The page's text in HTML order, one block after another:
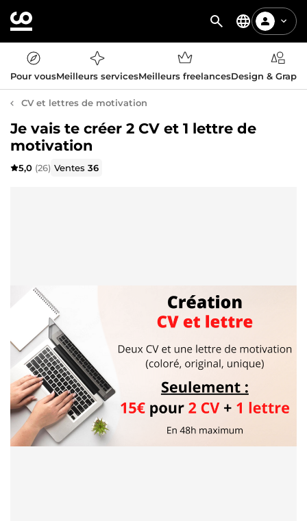
Pour vousMeilleurs servicesMeilleurs freelancesDesign &
CV et lettres de motivation
Je vais te créer 2 CV et 1 lettre de
motivation
5,0 (26) Ventes36